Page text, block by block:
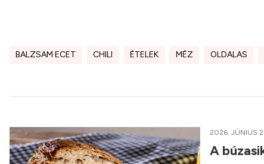
BALZSAM ECET CHILI ÉTELEK MÉZ OLDALAS
2026. JÚNIUS
A